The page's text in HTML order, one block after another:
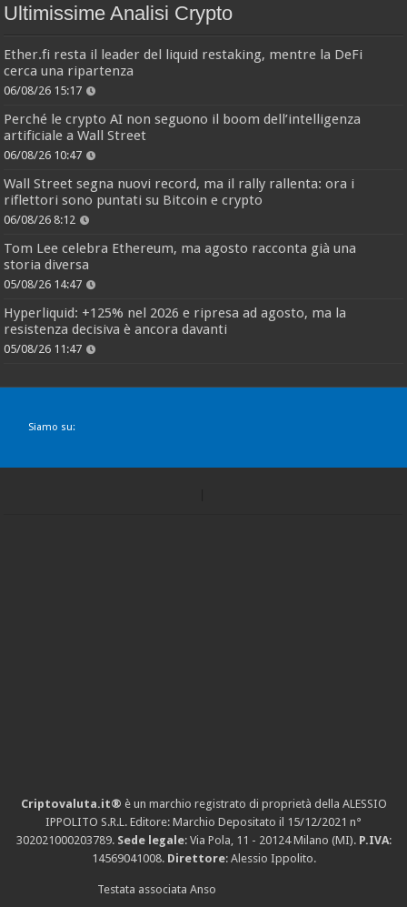
Ultimissime Analisi Crypto
Ether.fi resta il leader del liquid restaking, mentre la DeFi
cerca una ripartenza
06/08/26 15:17
Perché le crypto AI non seguono il boom dell’intelligenza
artificiale a Wall Street
06/08/26 10:47
Wall Street segna nuovi record, ma il rally rallenta: ora i
riflettori sono puntati su Bitcoin e crypto
06/08/26 8:12
Tom Lee celebra Ethereum, ma agosto racconta già una
storia diversa
05/08/26 14:47
Hyperliquid: +125% nel 2026 e ripresa ad agosto, ma la
resistenza decisiva è ancora davanti
05/08/26 11:47
Siamo su:
Criptovaluta.it® è un marchio registrato di proprietà della ALESSIO
IPPOLITO S.R.L. Editore: Marchio Depositato il 15/12/2021 n°
302021000203789. Sede legale: Via Pola, 11 - 20124 Milano (MI). P.IVA:
14569041008. Direttore: Alessio Ippolito.
Testata associata Anso